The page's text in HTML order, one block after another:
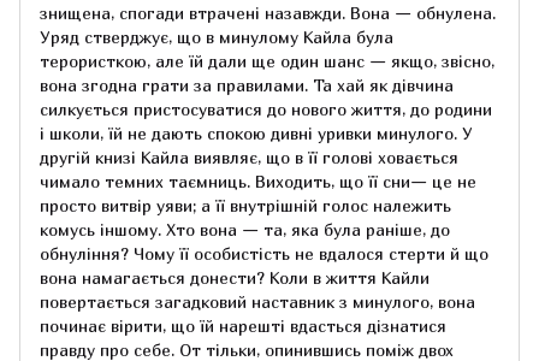
знищена, спогади втрачені назавжди. Вона — обнулена.
Уряд стверджує, що в минулому Кайла була
терористкою, але їй дали ще один шанс — якщо, звісно,
вона згодна грати за правилами. Та хай як дівчина
силкується пристосуватися до нового життя, до родини
і школи, їй не дають спокою дивні уривки минулого. У
другій книзі Кайла виявляє, що в її голові ховається
чимало темних таємниць. Виходить, що її сни— це не
просто витвір уяви; а її внутрішній голос належить
комусь іншому. Хто вона — та, яка була раніше, до
обнуління? Чому її особистість не вдалося стерти й що
вона намагається донести? Коли в життя Кайли
повертається загадковий наставник з минулого, вона
починає вірити, що їй нарешті вдасться дізнатися
правду про себе. От тільки, опинившись поміж двох